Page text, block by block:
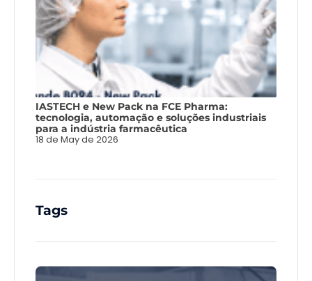
IASTECH e New Pack na FCE Pharma:
tecnologia, automação e soluções industriais
para a indústria farmacêutica
18 de May de 2026
Tags